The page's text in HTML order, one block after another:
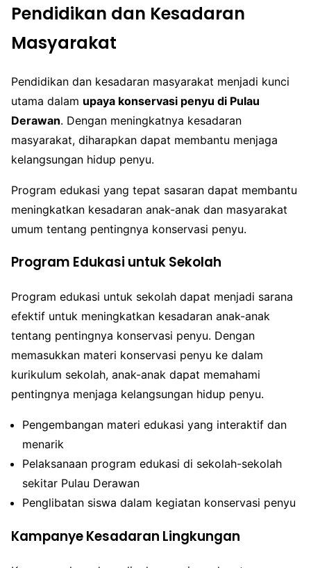
Pendidikan dan Kesadaran
Masyarakat
Pendidikan dan kesadaran masyarakat menjadi kunci
utama dalam upaya konservasi penyu di Pulau
Derawan. Dengan meningkatnya kesadaran
masyarakat, diharapkan dapat membantu menjaga
kelangsungan hidup penyu.
Program edukasi yang tepat sasaran dapat membantu
meningkatkan kesadaran anak-anak dan masyarakat
umum tentang pentingnya konservasi penyu.
Program Edukasi untuk Sekolah
Program edukasi untuk sekolah dapat menjadi sarana
efektif untuk meningkatkan kesadaran anak-anak
tentang pentingnya konservasi penyu. Dengan
memasukkan materi konservasi penyu ke dalam
kurikulum sekolah, anak-anak dapat memahami
pentingnya menjaga kelangsungan hidup penyu.
Pengembangan materi edukasi yang interaktif dan
menarik
Pelaksanaan program edukasi di sekolah-sekolah
sekitar Pulau Derawan
Penglibatan siswa dalam kegiatan konservasi penyu
Kampanye Kesadaran Lingkungan